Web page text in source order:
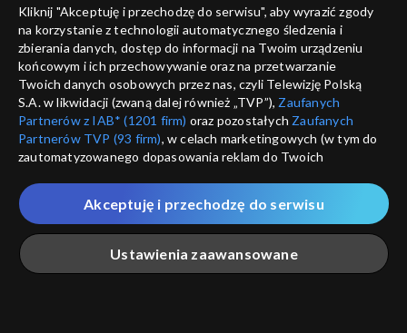
Rok w ogrodzie
29.07.2023
Rok w ogrodzie
22.07.2023
Rok w ogrodzie
15.07.2023
Rok w ogrodzie
08.07.2023
Kliknij "Akceptuję i przechodzę do serwisu", aby wyrazić zgody
na korzystanie z technologii automatycznego śledzenia i
zbierania danych, dostęp do informacji na Twoim urządzeniu
końcowym i ich przechowywanie oraz na przetwarzanie
Twoich danych osobowych przez nas, czyli Telewizję Polską
S.A. w likwidacji (zwaną dalej również „TVP”), Zaufanych
Partnerów z IAB* (1201 firm) oraz pozostałych Zaufanych
Partnerów TVP (93 firm), w celach marketingowych (w tym do
zautomatyzowanego dopasowania reklam do Twoich
które wskazujemy poniżej, a także zgody na udostępnianie
przez nas identyfikatora PPID do Google.
Twoje dane osobowe zbierane podczas odwiedzania przez
Ciebie naszych
poszczególnych serwisówzwanych dalej
„Portalem”, w tym informacje zapisywane za pomocą
Ustawienia zaawansowane
Akceptuję i przechodzę do serwisu